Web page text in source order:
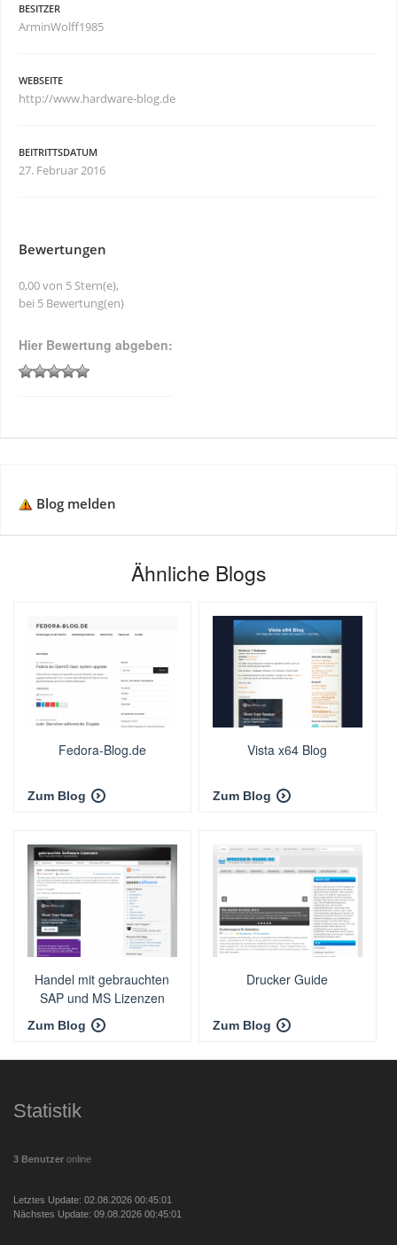
BESITZER
ArminWolff1985
WEBSEITE
http://www.hardware-blog.de
BEITRITTSDATUM
27. Februar 2016
Bewertungen
0,00 von 5 Stern(e),
bei 5 Bewertung(en)
Hier Bewertung abgeben:
Blog melden
Ähnliche Blogs
Fedora-Blog.de
Zum Blog
Vista x64 Blog
Zum Blog
Handel mit gebrauchten
SAP und MS Lizenzen
Zum Blog
Drucker Guide
Zum Blog
Statistik
3 Benutzer online
Letztes Update: 02.08.2026 00:45:01
Nächstes Update: 09.08.2026 00:45:01